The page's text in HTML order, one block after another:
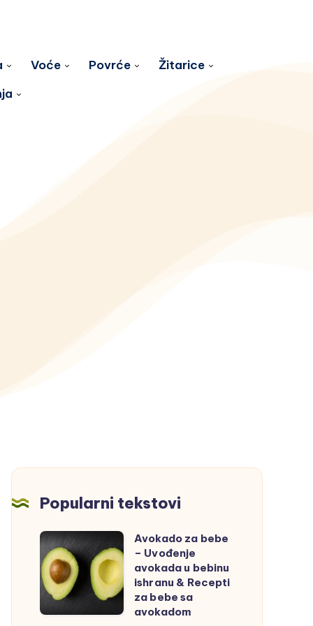
Voće Povrće
Žitarice
Popularni tekstovi
Avokado
za
bebe
Uvođenje
Avokado za bebe
– Uvođenje
avokada u bebinu
ishranu & Recepti
za bebe sa
avokadom